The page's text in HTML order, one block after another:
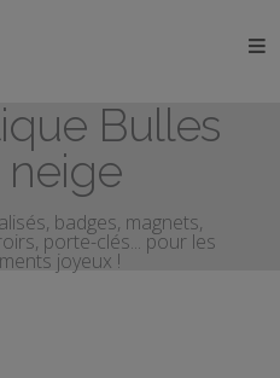
Bulles
badges, magnets,
porte-clés... pour les
joyeux !